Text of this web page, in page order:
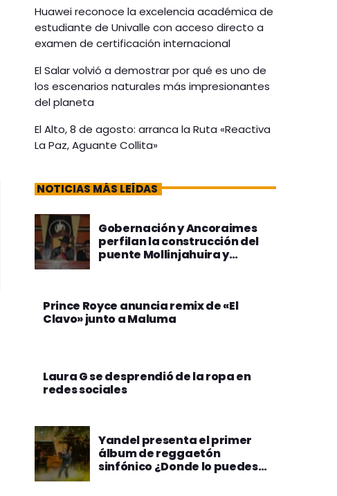
Huawei reconoce la excelencia académica de
estudiante de Univalle con acceso directo a
examen de certificación internacional
El Salar volvió a demostrar por qué es uno de
los escenarios naturales más impresionantes
del planeta
El Alto, 8 de agosto: arranca la Ruta «Reactiva
La Paz, Aguante Collita»
NOTICIAS MÁS LEÍDAS
Gobernación y Ancoraimes
perfilan la construcción del
puente Mollinjahuira y
Prince Royce anuncia remix de «El
Clavo» junto a Maluma
Laura G se desprendió de la ropa en
redes sociales
Yandel presenta el primer
álbum de reggaetón
sinfónico ¿Donde lo puedes